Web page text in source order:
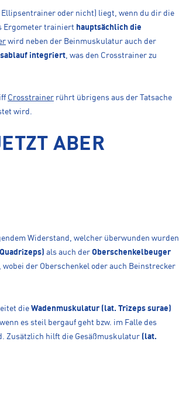
Ellipsentrainer oder nicht) liegt, wenn du dir die
Ergometer trainiert hauptsächlich die
wird neben der Beinmuskulatur auch der
integriert, was den Crosstrainer zu
Crosstrainer rührt übrigens aus der Tatsache
wird.
ABER
Widerstand, welcher überwunden wurden
als auch der Oberschenkelbeuger
der Oberschenkel oder auch Beinstrecker
die Wadenmuskulatur (lat. Trizeps surae)
es steil bergauf geht bzw. im Falle des
Zusätzlich hilft die Gesäßmuskulatur (lat.